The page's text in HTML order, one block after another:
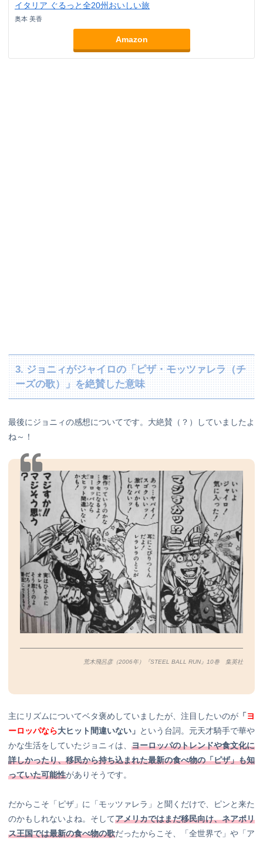
イタリア ぐるっと全20州おいしい旅
奥本 美香
Amazon
3. ジョニィがジャイロの「ピザ・モッツァレラ（チ
ーズの歌）」を絶賛した意味
最後にジョニィの感想についてです。大絶賛（？）していましたよ
ね～！
荒木飛呂彦（2006年）『STEEL BALL RUN』10巻 集英社
主にリズムについてベタ褒めしていましたが、注目したいのが 「ヨ
ーロッパなら大ヒット間違いない」 という台詞。元天才騎手で華や
かな生活をしていたジョニィは、 ヨーロッパのトレンドや食文化に
詳しかったり、移民から持ち込まれた最新の食べ物の「ピザ」も知
っていた可能性がありそうです。
だからこそ「ピザ」に「モッツァレラ」と聞くだけで、ピンと来た
のかもしれないよね。そしてアメリカではまだ移民向け、ネアポリ
ス王国では最新の食べ物の歌だったからこそ、「全世界で」や「ア